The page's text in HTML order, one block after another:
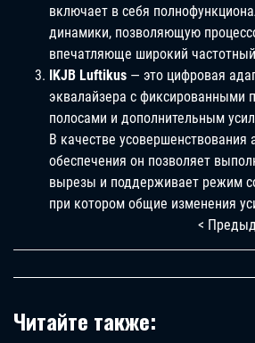
включает в себя
динамики, позволяющую
впечатляюще широкий
IKJB Luftikus — это цифровая
эквалайзера с фиксированными
полосами и дополнительным
В качестве усовершенствования
обеспечения он позволяет
вырезы и поддерживает режим
при котором общие изменения
<
Читайте также: